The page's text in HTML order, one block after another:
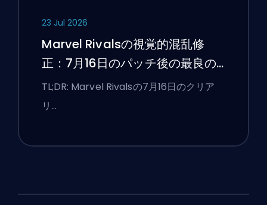
23 Jul 2026
Marvel Rivalsの視覚的混乱修
正：7月16日のパッチ後の最良の
競技設定
TL;DR: Marvel Rivalsの7月16日のクリア
リ…